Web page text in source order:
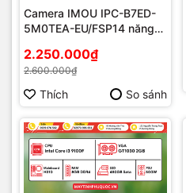
Camera IMOU IPC-B7ED-
5M0TEA-EU/FSP14 năng
2.250.000₫
2.600.000₫
Thích So sánh